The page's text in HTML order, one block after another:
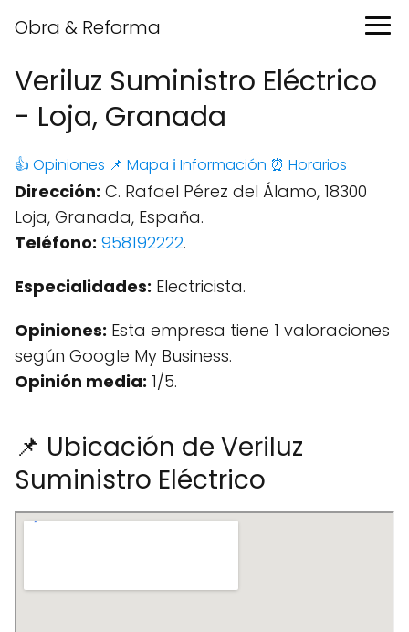
Obra & Reforma
Veriluz Suministro Eléctrico
- Loja, Granada
👍 Opiniones 📌 Mapa ℹ️ Información ⏰ Horarios
Dirección: C. Rafael Pérez del Álamo, 18300
Loja, Granada, España.
Teléfono: 958192222.
Especialidades: Electricista.
Opiniones: Esta empresa tiene 1 valoraciones
según Google My Business.
Opinión media: 1/5.
📌 Ubicación de Veriluz
Suministro Eléctrico